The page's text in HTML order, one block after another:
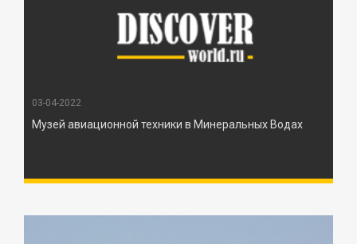
03-04-2022
Музей авиационной техники в Минеральных Водах